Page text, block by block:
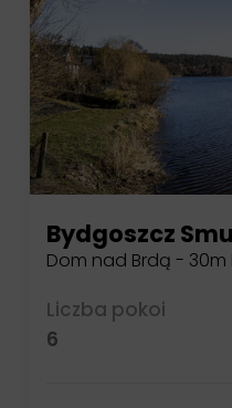
Bydgoszcz
Dom nad Brdą - 30m
Liczba pokoi
6